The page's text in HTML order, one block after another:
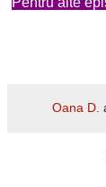
Oana D.